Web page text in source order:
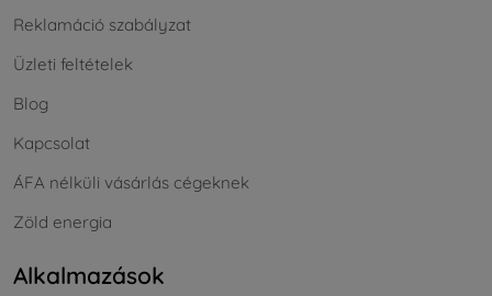
Reklamáció szabályzat
Üzleti feltételek
Blog
Kapcsolat
ÁFA nélküli vásárlás cégeknek
Zöld energia
Alkalmazások